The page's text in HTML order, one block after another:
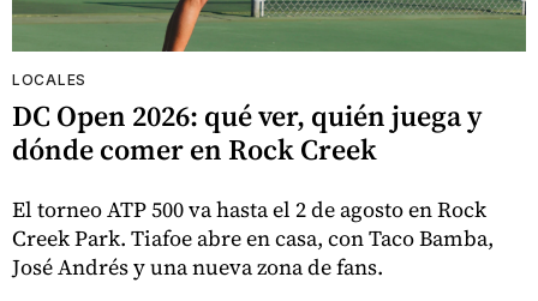
LOCALES
DC Open 2026: qué ver, quién juega y
dónde comer en Rock Creek
El torneo ATP 500 va hasta el 2 de agosto en Rock
Creek Park. Tiafoe abre en casa, con Taco Bamba,
José Andrés y una nueva zona de fans.